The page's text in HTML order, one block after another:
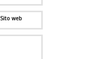
Sito web